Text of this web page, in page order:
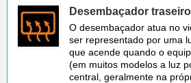
Desembaçador traseiro
O desembaçador atua no
ser representado por uma
que acende quando o
(em muitos modelos a luz
central, geralmente na